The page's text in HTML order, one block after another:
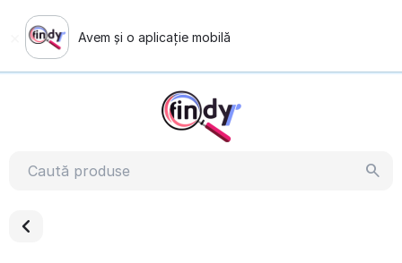
Avem și o aplicație mobilă